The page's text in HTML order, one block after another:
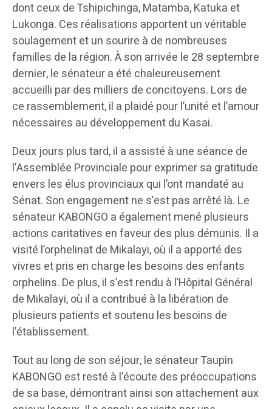
dont ceux de Tshipichinga, Matamba, Katuka et
Lukonga. Ces réalisations apportent un véritable
soulagement et un sourire à de nombreuses
familles de la région. À son arrivée le 28 septembre
dernier, le sénateur a été chaleureusement
accueilli par des milliers de concitoyens. Lors de
ce rassemblement, il a plaidé pour l’unité et l’amour
nécessaires au développement du Kasai.
Deux jours plus tard, il a assisté à une séance de
l’Assemblée Provinciale pour exprimer sa gratitude
envers les élus provinciaux qui l’ont mandaté au
Sénat. Son engagement ne s’est pas arrêté là. Le
sénateur KABONGO a également mené plusieurs
actions caritatives en faveur des plus démunis. Il a
visité l’orphelinat de Mikalayi, où il a apporté des
vivres et pris en charge les besoins des enfants
orphelins. De plus, il s’est rendu à l’Hôpital Général
de Mikalayi, où il a contribué à la libération de
plusieurs patients et soutenu les besoins de
l’établissement.
Tout au long de son séjour, le sénateur Taupin
KABONGO est resté à l’écoute des préoccupations
de sa base, démontrant ainsi son attachement aux